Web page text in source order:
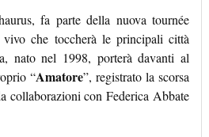
fa parte della nuova tournée
che toccherà le principali città
nato nel 1998, porterà davanti al
“Amatore”, registrato la scorsa
collaborazioni con Federica Abbate